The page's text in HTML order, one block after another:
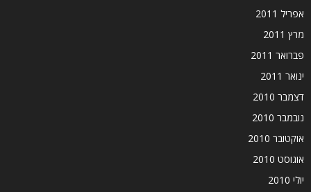
אפריל 2011
מרץ 2011
פברואר 2011
ינואר 2011
דצמבר 2010
נובמבר 2010
אוקטובר 2010
אוגוסט 2010
יולי 2010